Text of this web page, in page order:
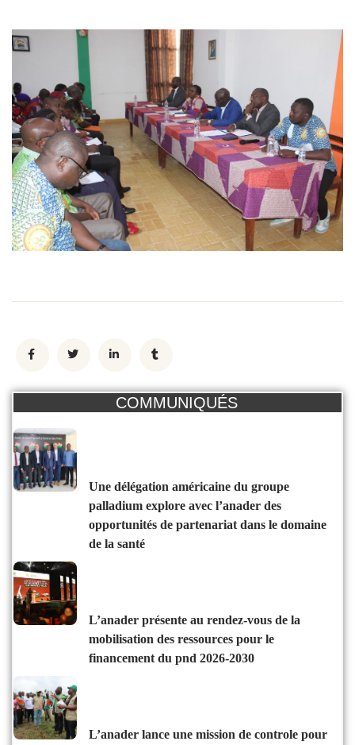
COMMUNIQUÉS
une délégation américaine du groupe
palladium explore avec l’anader des
opportunités de partenariat dans le domaine
de la santé
l’anader présente au rendez-vous de la
mobilisation des ressources pour le
financement du pnd 2026-2030
l’anader lance une mission de controle pour